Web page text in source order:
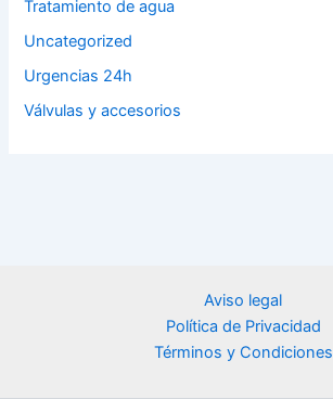
Tratamiento de agua
Uncategorized
Urgencias 24h
Válvulas y accesorios
Aviso legal
Política de Privacidad
Términos y Condiciones